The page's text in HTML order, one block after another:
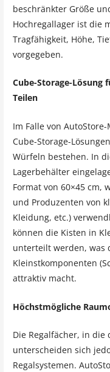
beschränkter Größe
Hochregallager ist die
Tragfähigkeit, Höhe,
vorgegeben.
Cube-Storage-
Teilen
Im Falle von
Cube-Storage-
Würfeln bestehen. In
Lagerbehälter
Format von 60×45 cm,
und Produzenten von
Kleidung, etc.)
können die Kisten in
unterteilt werden, was
Kleinstkomponenten
attraktiv macht.
Höchstmögliche
Die Regalfächer, in
unterscheiden sich
Regalsystemen.